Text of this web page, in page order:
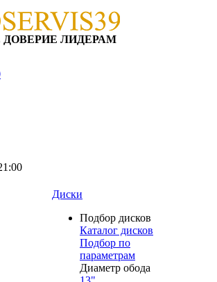
ЛИДЕРАМ
Диски
Подбор дисков
Каталог дисков
Подбор по
параметрам
Диаметр обода